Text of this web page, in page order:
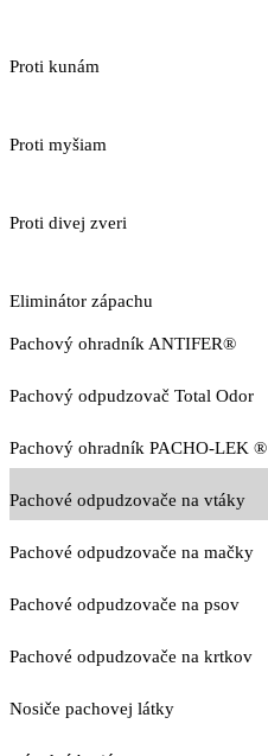
Proti kunám
Proti myšiam
Proti divej zveri
Eliminátor zápachu
Pachový ohradník ANTIFER®
Pachový odpudzovač Total Odor
Pachový ohradník PACHO-LEK ®
Pachové odpudzovače na vtáky
Pachové odpudzovače na mačky
Pachové odpudzovače na psov
Pachové odpudzovače na krtkov
Nosiče pachovej látky